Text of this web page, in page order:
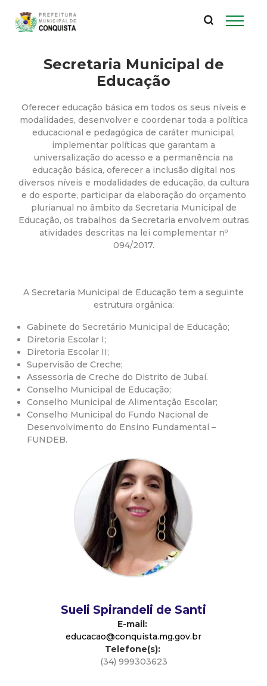
conteúdo
principal
P
f
e
t
u
M
u
n
i
c
i
Secretaria Municipal de
Educação
Oferecer educação básica em todos os seus níveis e
modalidades, desenvolver e coordenar toda a política
educacional e pedagógica de caráter municipal,
implementar políticas que garantam a
universalização do acesso e a permanência na
educação básica, oferecer a inclusão digital nos
diversos níveis e modalidades de educação, da cultura
e do esporte, participar da elaboração do orçamento
plurianual no âmbito da Secretaria Municipal de
Educação, os trabalhos da Secretaria envolvem outras
atividades descritas na lei complementar nº
094/2017.
A Secretaria Municipal de Educação tem a seguinte
estrutura orgânica:
Gabinete do Secretário Municipal de Educação;
Diretoria Escolar I;
Diretoria Escolar II;
Supervisão de Creche;
Assessoria de Creche do Distrito de Jubaí.
Conselho Municipal de Educação;
Conselho Municipal de Alimentação Escolar;
Conselho Municipal do Fundo Nacional de
Desenvolvimento do Ensino Fundamental –
FUNDEB.
Sueli Spirandeli de Santi
E-mail:
educacao@conquista.mg.gov.br
Telefone(s):
(34) 999303623